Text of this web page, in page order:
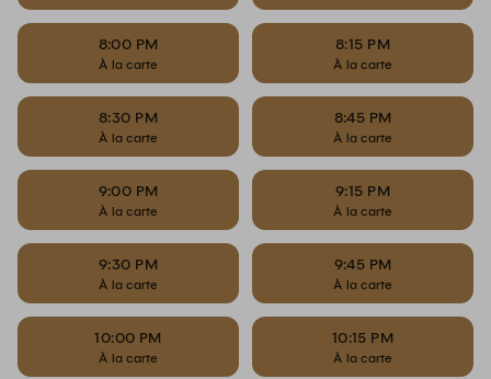
8:00 PM
À la carte
8:15 PM
À la carte
8:30 PM
À la carte
8:45 PM
À la carte
9:00 PM
À la carte
9:15 PM
À la carte
9:30 PM
À la carte
9:45 PM
À la carte
10:00 PM
À la carte
10:15 PM
À la carte